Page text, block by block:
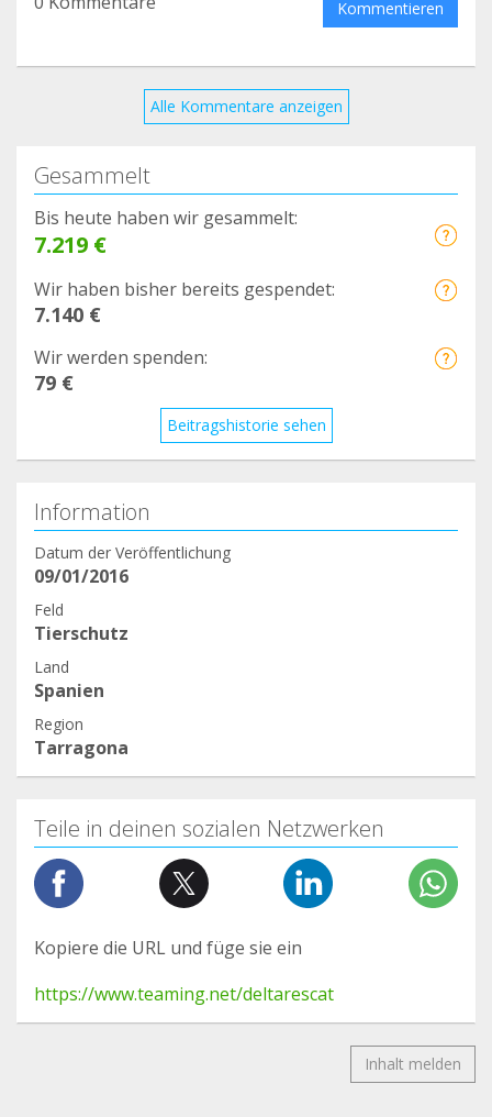
Kommentieren
Alle Kommentare anzeigen
Gesammelt
Bis heute haben wir gesammelt:
7.219 €
Wir haben bisher bereits gespendet:
7.140 €
Wir werden spenden:
79 €
Beitragshistorie sehen
Information
Datum der Veröffentlichung
09/01/2016
Feld
Tierschutz
Land
Spanien
Region
Tarragona
Teile in deinen sozialen Netzwerken
Kopiere die URL und füge sie ein
https://www.teaming.net/deltarescat
Inhalt melden